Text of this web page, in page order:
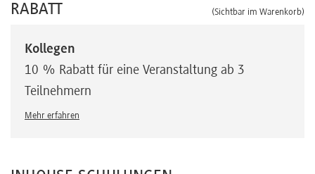
RABATT (Sichtbar im Warenkorb)
Kollegen
10 % Rabatt für eine Veranstaltung ab 3
Teilnehmern
Mehr erfahren